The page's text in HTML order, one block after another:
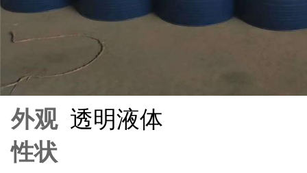
外观
性状
透明液体